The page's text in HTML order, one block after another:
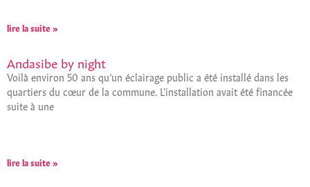
lire la suite »
Andasibe by night
Voilà environ 50 ans qu’un éclairage public a été installé dans les
quartiers du cœur de la commune. L’installation avait été financée
suite à une
lire la suite »